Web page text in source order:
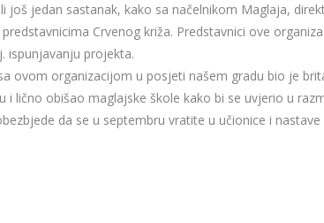
još jedan sastanak, kako sa načelnikom Maglaja,
Crvenog križa. Predstavnici ove
ispunjavanju projekta.
ovom organizacijom u posjeti našem gradu bio je
i lično obišao maglajske škole kako bi se uvjerio u
da se u septembru vratite u učionice i